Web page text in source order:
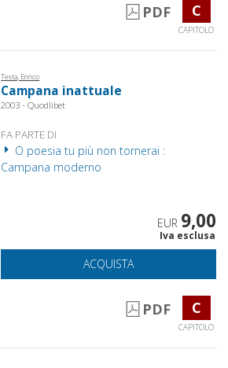
PDF C
CAPITOLO
Testa, Enrico
Campana inattuale
2003 - Quodlibet
FA PARTE DI
O poesia tu più non tornerai :
Campana moderno
EUR 9,00
Iva esclusa
ACQUISTA
PDF C
CAPITOLO